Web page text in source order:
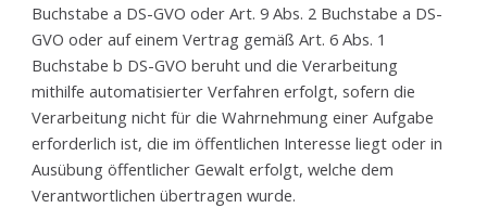
Buchstabe a DS-GVO oder Art. 9 Abs. 2 Buchstabe a DS-
GVO oder auf einem Vertrag gemäß Art. 6 Abs. 1
Buchstabe b DS-GVO beruht und die Verarbeitung
mithilfe automatisierter Verfahren erfolgt, sofern die
Verarbeitung nicht für die Wahrnehmung einer Aufgabe
erforderlich ist, die im öffentlichen Interesse liegt oder in
Ausübung öffentlicher Gewalt erfolgt, welche dem
Verantwortlichen übertragen wurde.